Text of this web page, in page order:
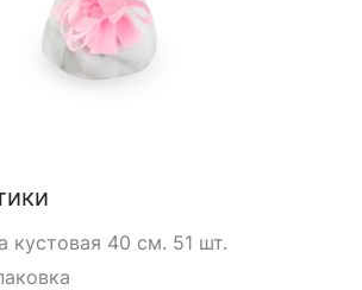
кустовая 40 см. 51 шт.